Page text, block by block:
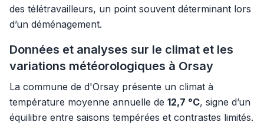
des télétravailleurs, un point souvent déterminant lors
d’un déménagement.
Données et analyses sur le climat et les
variations météorologiques à Orsay
La commune de d'Orsay présente un climat à
température moyenne annuelle de 12,7 °C, signe d’un
équilibre entre saisons tempérées et contrastes limités.